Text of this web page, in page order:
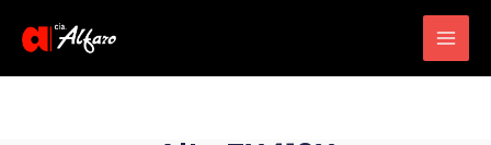
Main